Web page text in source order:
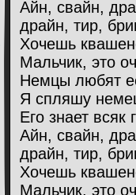
Айн, свайн,
драйн, тир,
Хочешь
Мальчик, это
Немцы любят
Я спляшу
Его знает всяк
Айн, свайн,
драйн, тир,
Хочешь
Мальчик, это